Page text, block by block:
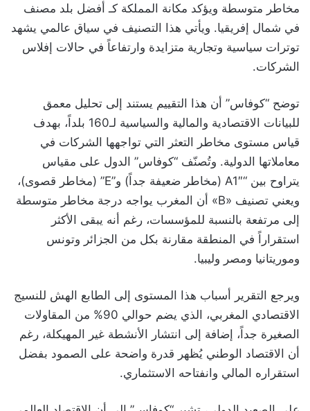
مخاطر متوسطة ويؤكد مكانة المملكة كـ أفضل بلد مصنف
في شمال إفريقيا. ويأتي هذا التصنيف في سياق عالمي يشهد
توترات سياسية وتجارية متزايدة وارتفاعاً في حالات إفلاس
الشركات.
توضح “كوفاس” أن هذا التقييم يستند إلى تحليل معمق
للبيانات الاقتصادية والمالية والسياسية لـ160 بلداً، بهدف
قياس مستوى مخاطر التعثر التي تواجهها الشركات في
معاملاتها الدولية. وتُصنّف “كوفاس” الدول على مقياس
يتراوح بين “A1″ (مخاطر ضعيفة جداً) و”E” (مخاطر قصوى)،
ويعني تصنيف «B» أن المغرب يواجه درجة مخاطر متوسطة
إلى مرتفعة بالنسبة للمؤسسات، رغم أنه يبقى الأكثر
استقراراً في المنطقة مقارنة بكل من الجزائر وتونس
وموريتانيا ومصر وليبيا.
ويرجع التقرير أسباب هذا المستوى إلى الطابع الهش للنسيج
الاقتصادي المغربي، الذي يضم حوالي 90% من المقاولات
الصغيرة جداً، إضافة إلى انتشار الأنشطة غير المهيكلة، رغم
أن الاقتصاد الوطني يُظهر قدرة واضحة على الصمود بفضل
استقراره المالي وانفتاحه الاستثماري.